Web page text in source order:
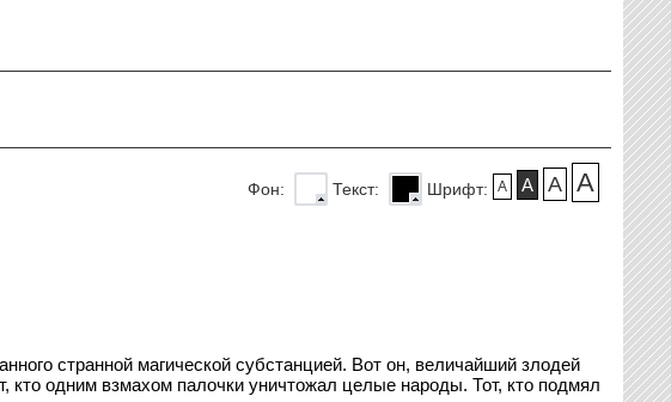
A A A A
Шрифт:
Текст:
Фон:
странной магической субстанцией. Вот он, величайший злодей
одним взмахом палочки уничтожал целые народы. Тот, кто подмял